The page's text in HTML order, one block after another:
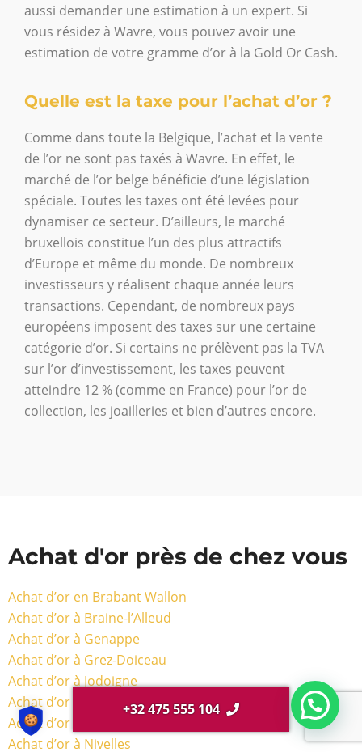
aussi demander une estimation à un expert. Si
vous résidez à Wavre, vous pouvez avoir une
estimation de votre gramme d’or à la Gold Or Cash.
Quelle est la taxe pour l’achat d’or ?
Comme dans toute la Belgique, l’achat et la vente
de l’or ne sont pas taxés à Wavre. En effet, le
marché de l’or belge bénéficie d’une législation
spéciale. Toutes les taxes ont été levées pour
dynamiser ce secteur. D’ailleurs, le marché
bruxellois constitue l’un des plus attractifs
d’Europe et même du monde. De nombreux
investisseurs y réalisent chaque année leurs
transactions. Cependant, de nombreux pays
européens imposent des taxes sur une certaine
catégorie d’or. Si certains ne prélèvent pas la TVA
sur l’or d’investissement, les taxes peuvent
atteindre 12 % (comme en France) pour l’or de
collection, les joailleries et bien d’autres encore.
Achat d'or près de chez vous
Achat d’or en Brabant Wallon
Achat d’or à Braine-l’Alleud
Achat d’or à Genappe
Achat d’or à Grez-Doiceau
Achat d’or à Jodoigne
Achat d’or à La Hulpe
Achat d’or à Lasne
Achat d’or à Nivelles
+32 475 555 104